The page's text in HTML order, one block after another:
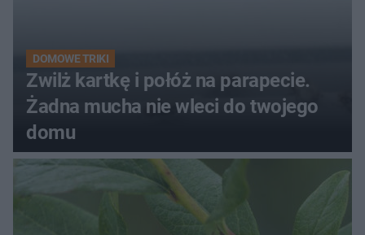
DOMOWE TRIKI
Zwilż kartkę i połóż na parapecie.
Żadna mucha nie wleci do twojego
domu